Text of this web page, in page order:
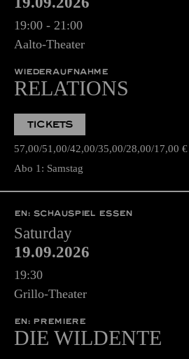
19:00 - 21:00
Aalto-Theater
WIEDERAUFNAHME
RELATIONS
TICKETS
57,00 51,00 42,00 35,00 28,00 17,00 €
Abo 1: Samstag
EN: SCHAUSPIEL ESSEN
Saturday
19.09.2026
19:30
Grillo-Theater
EN: PREMIERE
DIE WILDENTE